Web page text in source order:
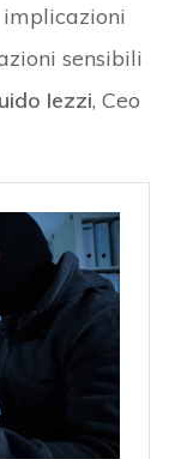
sensibili
Iezzi, Ceo